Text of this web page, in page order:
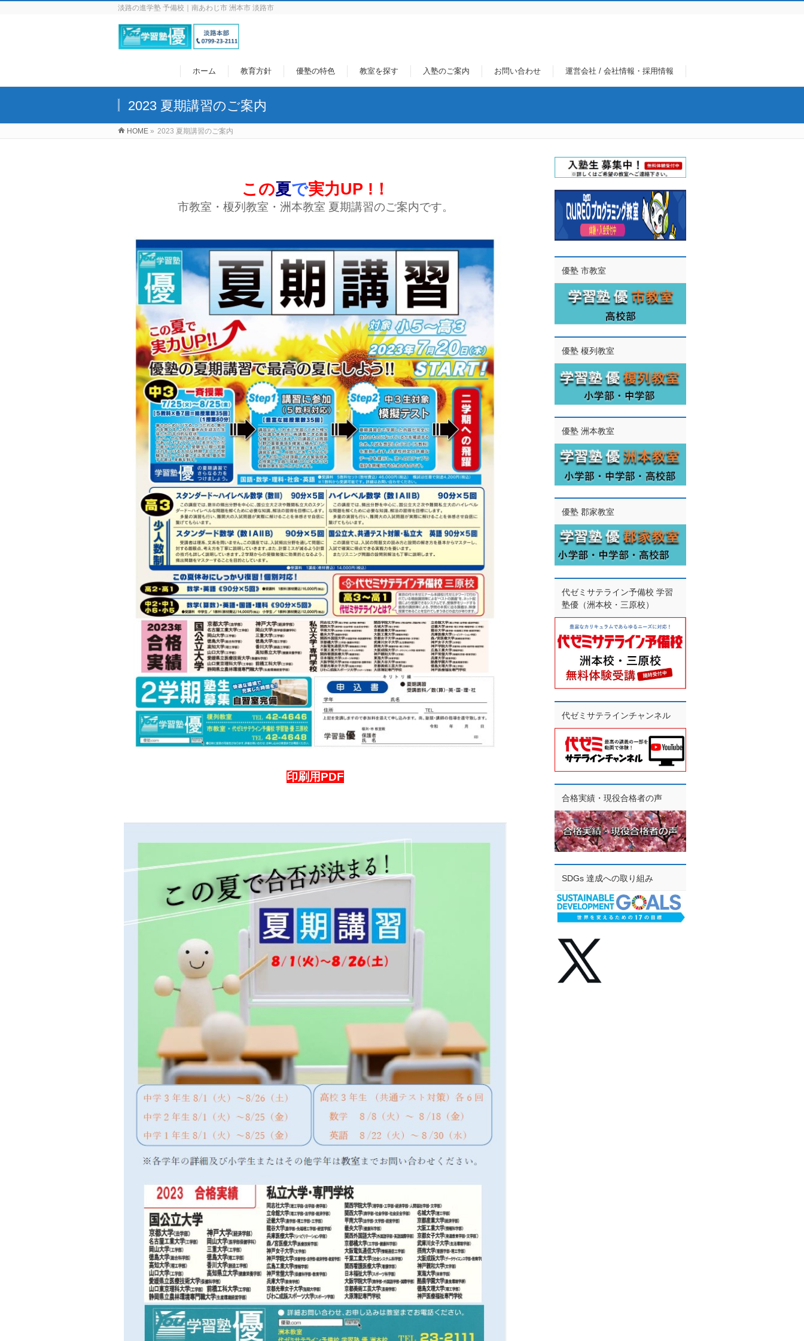
淡路の進学塾 予備校｜南あわじ市 洲本市 淡路市
ホーム 教育方針 優塾の特色 教室を探す 入塾のご案内 お問い合わせ 運営会社 / 会社情報・採用情報
2023 夏期講習のご案内
HOME » 2023 夏期講習のご案内
この夏で実力UP !！
市教室・榎列教室・洲本教室 夏期講習のご案内です。
印刷用PDF
優塾 市教室
優塾 榎列教室
優塾 洲本教室
優塾 郡家教室
代ゼミサテライン予備校 学習
塾優（洲本校・三原校）
代ゼミサテラインチャンネル
合格実績・現役合格者の声
SDGs 達成への取り組み